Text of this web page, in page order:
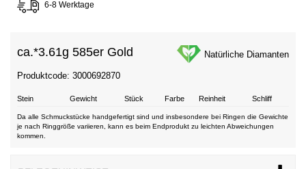
6-8 Werktage
ca.*3.61g 585er Gold Natürliche Diamanten
Produktcode: 3000692870
Stein Gewicht Stück Farbe Reinheit Schliff
Da alle Schmuckstücke handgefertigt sind und insbesondere bei Ringen die Gewichte
je nach Ringgröße variieren, kann es beim Endprodukt zu leichten Abweichungen
kommen.